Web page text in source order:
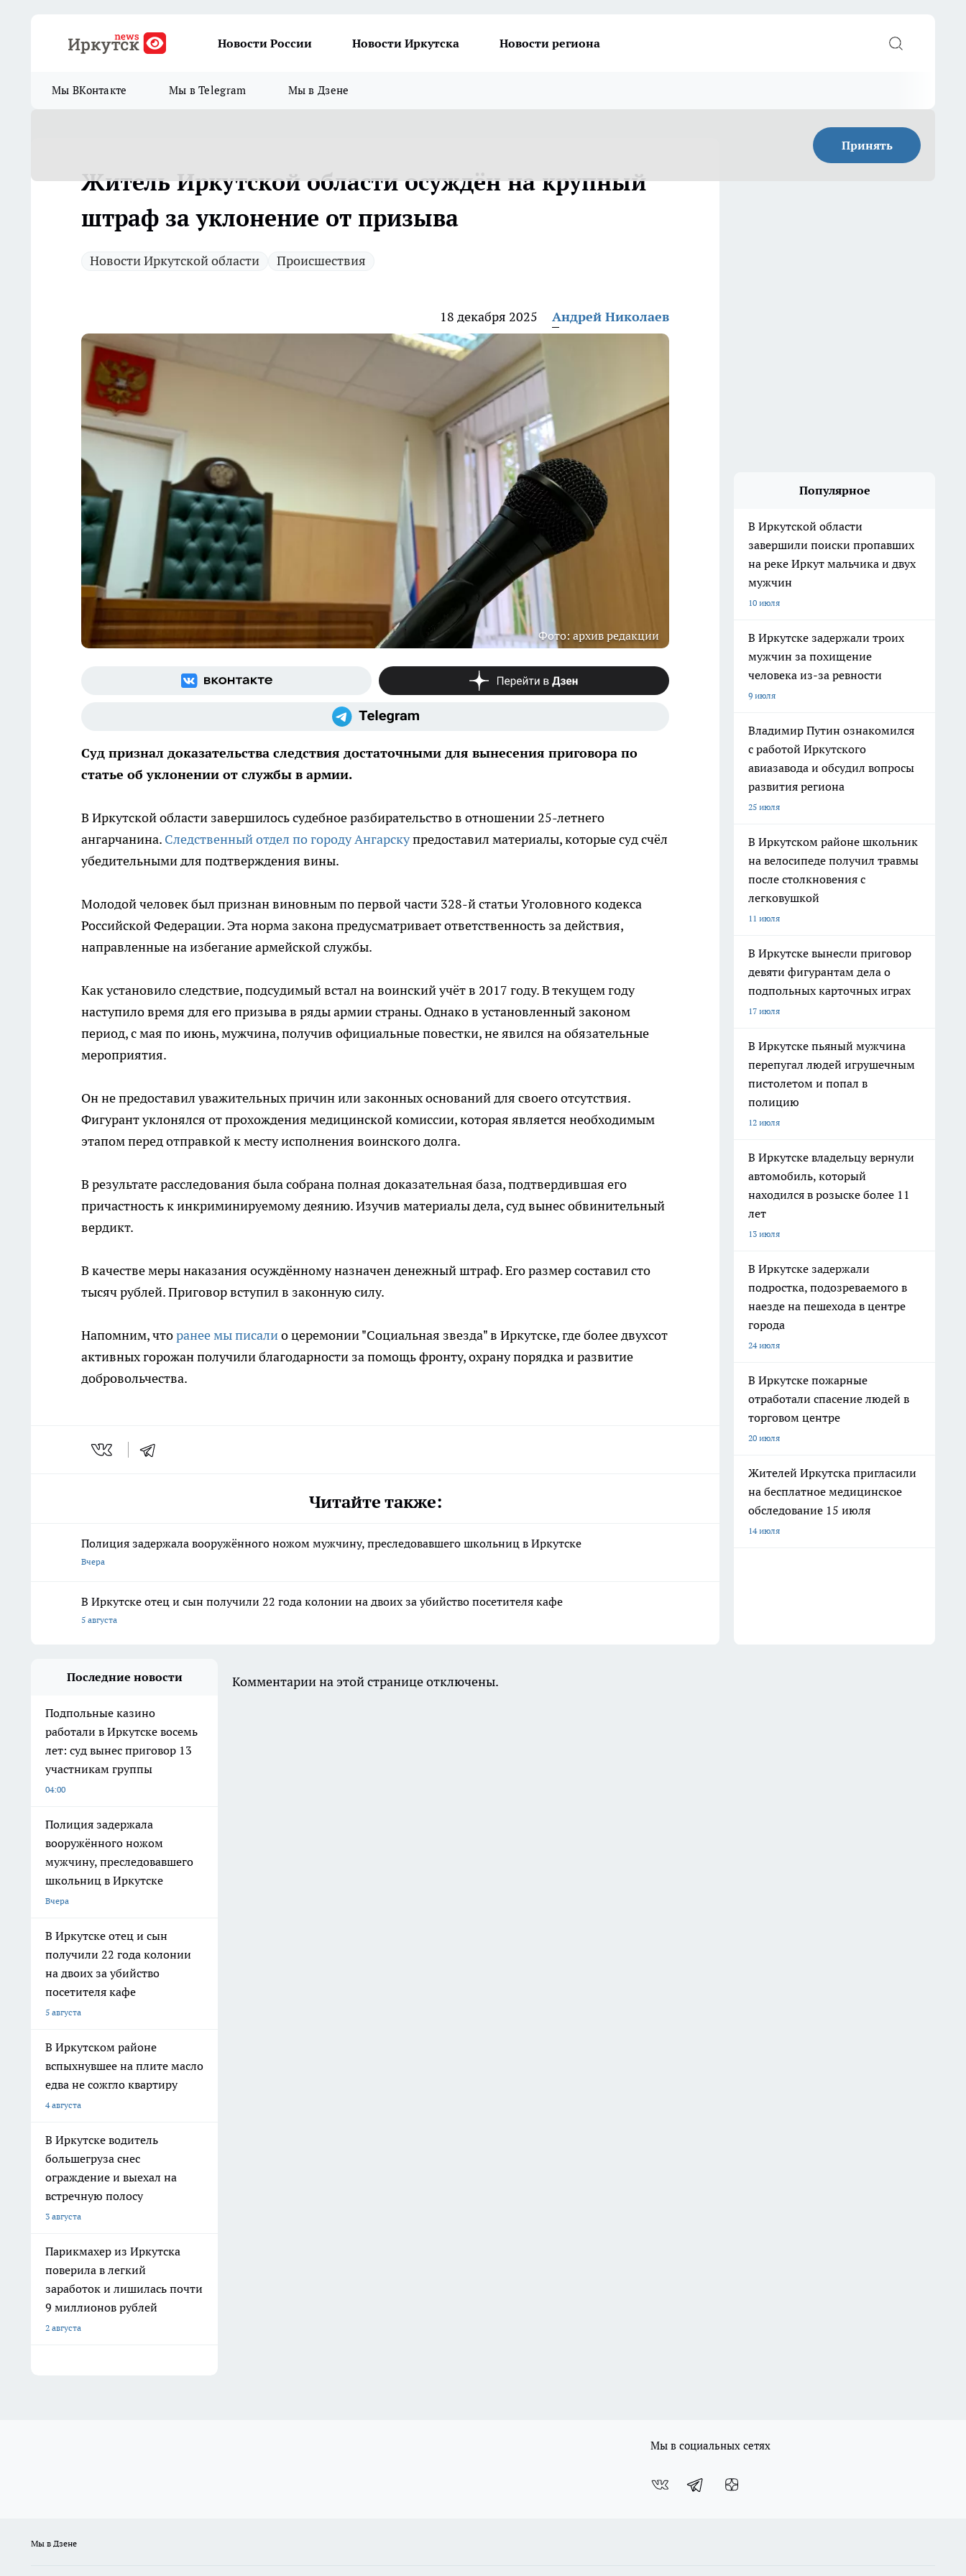
Новости России Новости Иркутска Новости региона
Мы ВКонтакте Мы в Telegram Мы в Дзене
Принять
Житель Иркутской области осуждён на крупный
штраф за уклонение от призыва
Новости Иркутской области Происшествия
18 декабря 2025 Андрей Николаев
Фото: архив редакции
Суд признал доказательства следствия достаточными для вынесения приговора по
статье об уклонении от службы в армии.
В Иркутской области завершилось судебное разбирательство в отношении 25-летнего
ангарчанина. Следственный отдел по городу Ангарскупредоставил материалы, которые суд счёл
убедительными для подтверждения вины.
Молодой человек был признан виновным по первой части 328-й статьи Уголовного кодекса
Российской Федерации. Эта норма закона предусматривает ответственность за действия,
направленные на избегание армейской службы.
Как установило следствие, подсудимый встал на воинский учёт в 2017 году. В текущем году
наступило время для его призыва в ряды армии страны. Однако в установленный законом
период, с мая по июнь, мужчина, получив официальные повестки, не явился на обязательные
мероприятия.
Он не предоставил уважительных причин или законных оснований для своего отсутствия.
Фигурант уклонялся от прохождения медицинской комиссии, которая является необходимым
этапом перед отправкой к месту исполнения воинского долга.
В результате расследования была собрана полная доказательная база, подтвердившая его
причастность к инкриминируемому деянию. Изучив материалы дела, суд вынес обвинительный
вердикт.
В качестве меры наказания осуждённому назначен денежный штраф. Его размер составил сто
тысяч рублей. Приговор вступил в законную силу.
Напомним, чторанее мы писалио церемонии "Социальная звезда" в Иркутске, где более двухсот
активных горожан получили благодарности за помощь фронту, охрану порядка и развитие
добровольчества.
Читайте также:
Полиция задержала вооружённого ножом мужчину, преследовавшего школьниц в Иркутске
Вчера
В Иркутске отец и сын получили 22 года колонии на двоих за убийство посетителя кафе
5 августа
Популярное
В Иркутской области
завершили поиски пропавших
на реке Иркут мальчика и двух
мужчин
10 июля
В Иркутске задержали троих
мужчин за похищение
человека из-за ревности
9 июля
Владимир Путин ознакомился
с работой Иркутского
авиазавода и обсудил вопросы
развития региона
25 июля
В Иркутском районе школьник
на велосипеде получил травмы
после столкновения с
легковушкой
11 июля
В Иркутске вынесли приговор
девяти фигурантам дела о
подпольных карточных играх
17 июля
В Иркутске пьяный мужчина
перепугал людей игрушечным
пистолетом и попал в
полицию
12 июля
В Иркутске владельцу вернули
автомобиль, который
находился в розыске более 11
лет
13 июля
В Иркутске задержали
подростка, подозреваемого в
наезде на пешехода в центре
города
24 июля
В Иркутске пожарные
отработали спасение людей в
торговом центре
20 июля
Жителей Иркутска пригласили
на бесплатное медицинское
обследование 15 июля
14 июля
Последние новости
Подпольные казино
работали в Иркутске восемь
лет: суд вынес приговор 13
участникам группы
04:00
Полиция задержала
вооружённого ножом
мужчину, преследовавшего
школьниц в Иркутске
Вчера
В Иркутске отец и сын
получили 22 года колонии
на двоих за убийство
посетителя кафе
5 августа
В Иркутском районе
вспыхнувшее на плите масло
едва не сожгло квартиру
4 августа
В Иркутске водитель
большегруза снес
ограждение и выехал на
встречную полосу
3 августа
Парикмахер из Иркутска
поверила в легкий
заработок и лишилась почти
9 миллионов рублей
2 августа
Комментарии на этой странице отключены.
Мы в социальных сетях
Мы в Дзене